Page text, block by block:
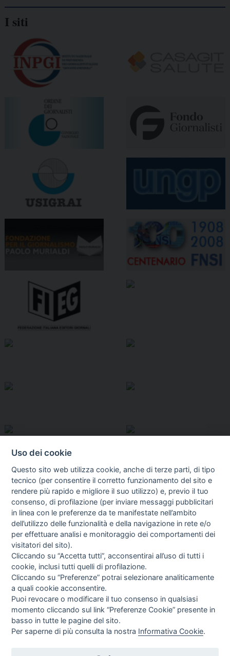
I siti
I libri Vedi tutti
FASCISTISSIMA
Direttrice Responsabile: Alessandra Costante | Registrazione al Tribunale Civile
Uso dei cookie
Questo sito web utilizza cookie, anche di terze parti, di tipo
tecnico (per consentire il corretto funzionamento del sito e
rendere più rapido e migliore il suo utilizzo) e, previo il tuo
consenso, di profilazione (per inviare messaggi pubblicitari
in linea con le preferenze da te manifestate nell’ambito
dell’utilizzo delle funzionalità e della navigazione in rete e/o
per effettuare analisi e monitoraggio dei comportamenti dei
visitatori del sito).
Cliccando su “Accetta tutti”, acconsentirai all’uso di tutti i
cookie, inclusi tutti quelli di profilazione.
Cliccando su “Preferenze” potrai selezionare analiticamente
a quali cookie acconsentire.
Puoi revocare o modificare il tuo consenso in qualsiasi
momento cliccando sul link “Preferenze Cookie” presente in
basso in tutte le pagine del sito.
Per saperne di più consulta la nostra Informativa Cookie.